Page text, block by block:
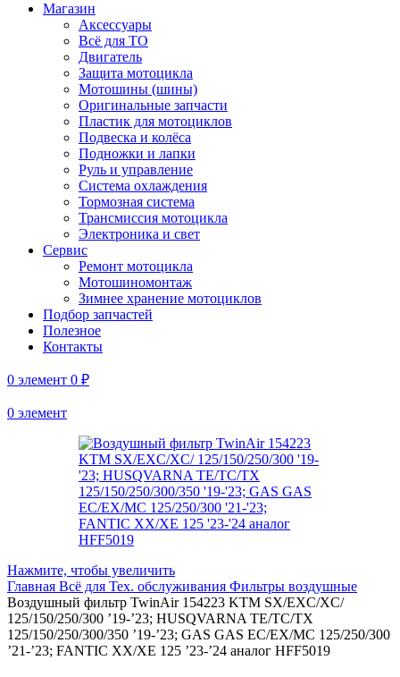
Магазин
Аксессуары
Всё для ТО
Двигатель
Защита мотоцикла
Мотошины (шины)
Оригинальные запчасти
Пластик для мотоциклов
Подвеска и колёса
Подножки и лапки
Руль и управление
Система охлаждения
Тормозная система
Трансмиссия мотоцикла
Электроника и свет
Сервис
Ремонт мотоцикла
Мотошиномонтаж
Зимнее хранение мотоциклов
Подбор запчастей
Полезное
Контакты
0 элемент 0 ₽
0 элемент
Нажмите, чтобы увеличить
Главная Всё для Тех. обслуживания Фильтры воздушные
Воздушный фильтр TwinAir 154223 KTM SX/EXC/XC/
125/150/250/300 ’19-’23; HUSQVARNA TE/TC/TX
125/150/250/300/350 ’19-’23; GAS GAS EC/EX/MC 125/250/300
’21-’23; FANTIC XX/XE 125 ’23-’24 аналог HFF5019